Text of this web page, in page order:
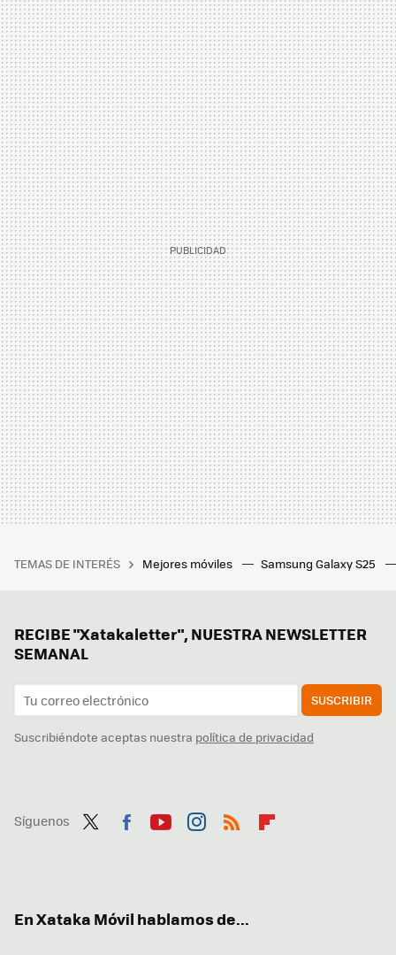
TEMAS DE INTERÉS Mejores móviles Samsung Galaxy S25
RECIBE "Xatakaletter", NUESTRA NEWSLETTER
SEMANAL
SUSCRIBIR
Suscribiéndote aceptas nuestra política de privacidad
Síguenos
En Xataka Móvil hablamos de...